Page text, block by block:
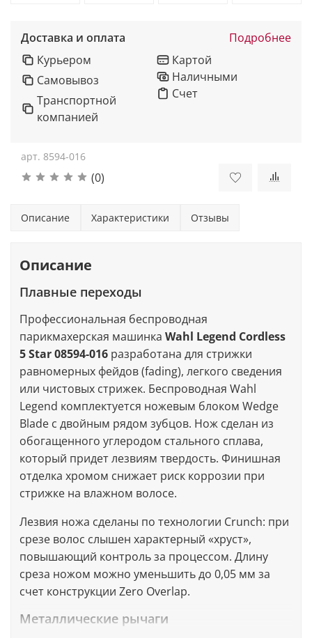
арт. 8594-016
(0)
Доставка и оплата
Подробнее
Курьером
Самовывоз
Транспортной
компанией
Картой
Наличными
Счет
Описание Характеристики Отзывы
Описание
Плавные переходы
Профессиональная беспроводная
парикмахерская машинка Wahl Legend Cordless
5 Star 08594-016 разработана для стрижки
равномерных фейдов (fading), легкого сведения
или чистовых стрижек. Беспроводная Wahl
Legend комплектуется ножевым блоком Wedge
Blade с двойным рядом зубцов. Нож сделан из
обогащенного углеродом стального сплава,
который придет лезвиям твердость. Финишная
отделка хромом снижает риск коррозии при
стрижке на влажном волосе.
Лезвия ножа сделаны по технологии Crunch: при
срезе волос слышен характерный «хруст»,
повышающий контроль за процессом. Длину
среза ножом можно уменьшить до 0,05 мм за
счет конструкции Zero Overlap.
Металлические рычаги